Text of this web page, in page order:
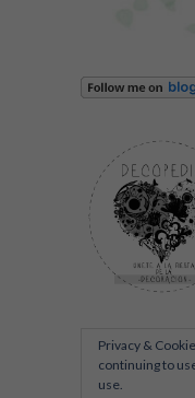
Privacy &
continuing to
use.